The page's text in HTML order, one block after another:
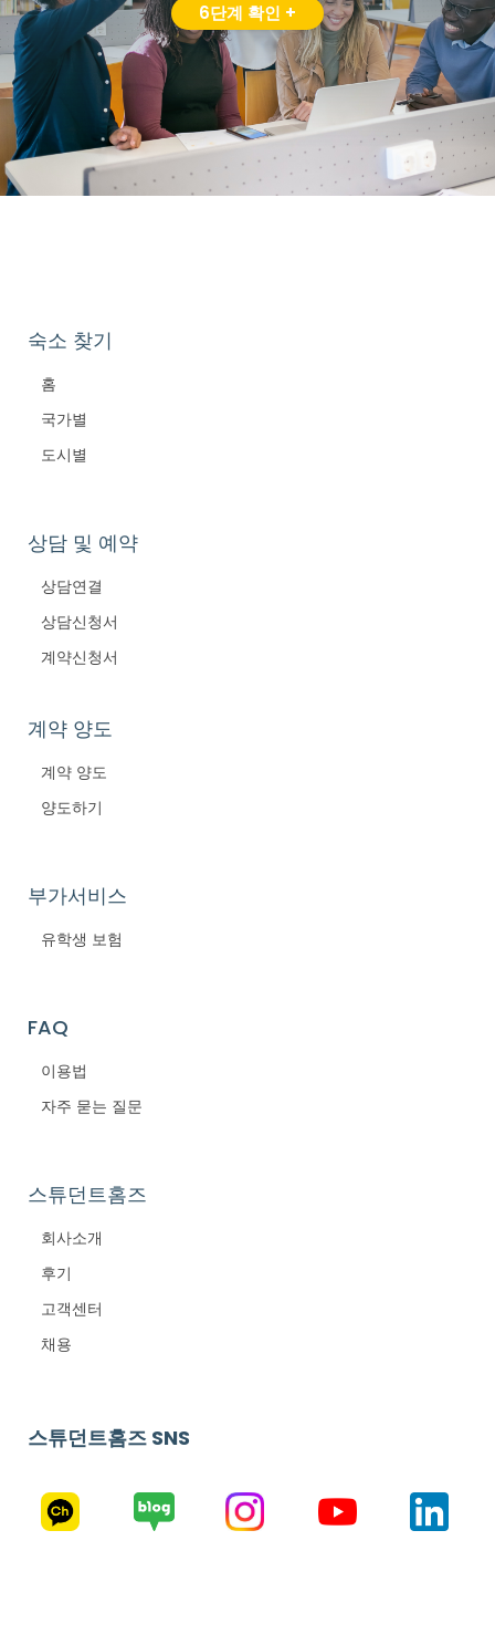
6단계 확인 +
숙소 찾기
홈
국가별
도시별
상담 및 예약
상담연결
상담신청서
계약신청서
계약 양도
계약 양도
양도하기
부가서비스
유학생 보험
FAQ
이용법
자주 묻는 질문
스튜던트홈즈
회사소개
후기
고객센터
채용
스튜던트홈즈 SNS